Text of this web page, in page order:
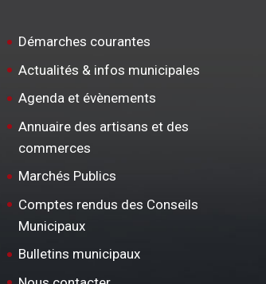
Démarches courantes
Actualités & infos municipales
Agenda et évènements
Annuaire des artisans et des
commerces
Marchés Publics
Comptes rendus des Conseils
Municipaux
Bulletins municipaux